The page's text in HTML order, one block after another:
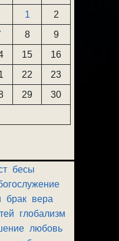
1
2
8
9
15
16
22
23
29
30
бесы
брак вера
глобализм
любовь